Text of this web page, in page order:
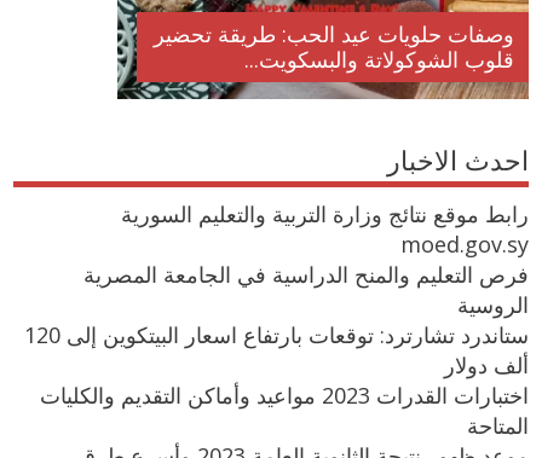
وصفات حلويات عيد الحب: طريقة تحضير
قلوب الشوكولاتة والبسكويت...
احدث الاخبار
رابط موقع نتائج وزارة التربية والتعليم السورية
moed.gov.sy
فرص التعليم والمنح الدراسية في الجامعة المصرية
الروسية
ستاندرد تشارترد: توقعات بارتفاع اسعار البيتكوين إلى 120
ألف دولار
اختبارات القدرات 2023 مواعيد وأماكن التقديم والكليات
المتاحة